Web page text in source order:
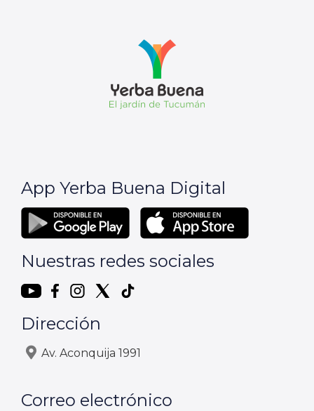
App Yerba Buena Digital
Nuestras redes sociales
Dirección
Av. Aconquija 1991
Correo electrónico